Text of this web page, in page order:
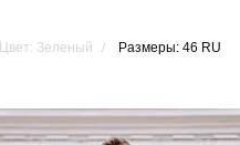
Цвет: Зеленый Размеры: 46 RU